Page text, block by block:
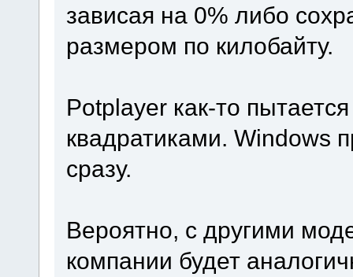
зависая на 0% либо
размером по килобайту.
Potplayer как-то
квадратиками. Windows
сразу.
Вероятно, с другими
компании будет